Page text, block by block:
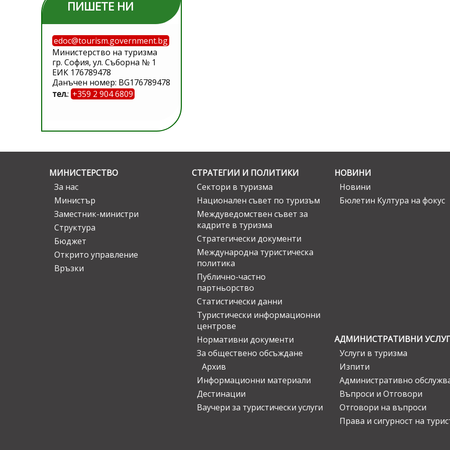
ПИШЕТЕ НИ
edoc@tourism.government.bg
Министерство на туризма
гр. София, ул. Съборна № 1
ЕИК 176789478
Данъчен номер: BG176789478
тел.: +359 2 904 6809
МИНИСТЕРСТВО
За нас
Министър
Заместник-министри
Структура
Бюджет
Открито управление
Връзки
СТРАТЕГИИ И ПОЛИТИКИ
Сектори в туризма
Национален съвет по туризъм
Междуведомствен съвет за
кадрите в туризма
Стратегически документи
Международна туристическа
политика
Публично-частно
партньорство
Статистически данни
Туристически информационни
центрове
Нормативни документи
За обществено обсъждане
Архив
Информационни материали
Дестинации
Ваучери за туристически услуги
НОВИНИ
Новини
Бюлетин Култура на фокус
АДМИНИСТРАТИВНИ
Услуги в туризма
Изпити
Административно
Въпроси и Отговори
Отговори на въпроси
Права и сигурност на